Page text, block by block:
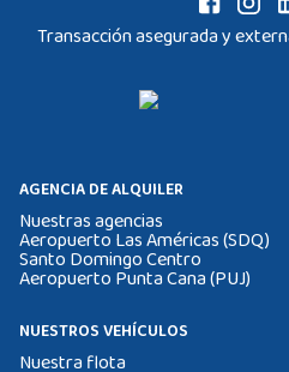
Transacción asegurada y
AGENCIA DE ALQUILER
Nuestras agencias
Aeropuerto Las Américas (SDQ)
Santo Domingo Centro
Aeropuerto Punta Cana (PUJ)
NUESTROS VEHÍCULOS
Nuestra flota